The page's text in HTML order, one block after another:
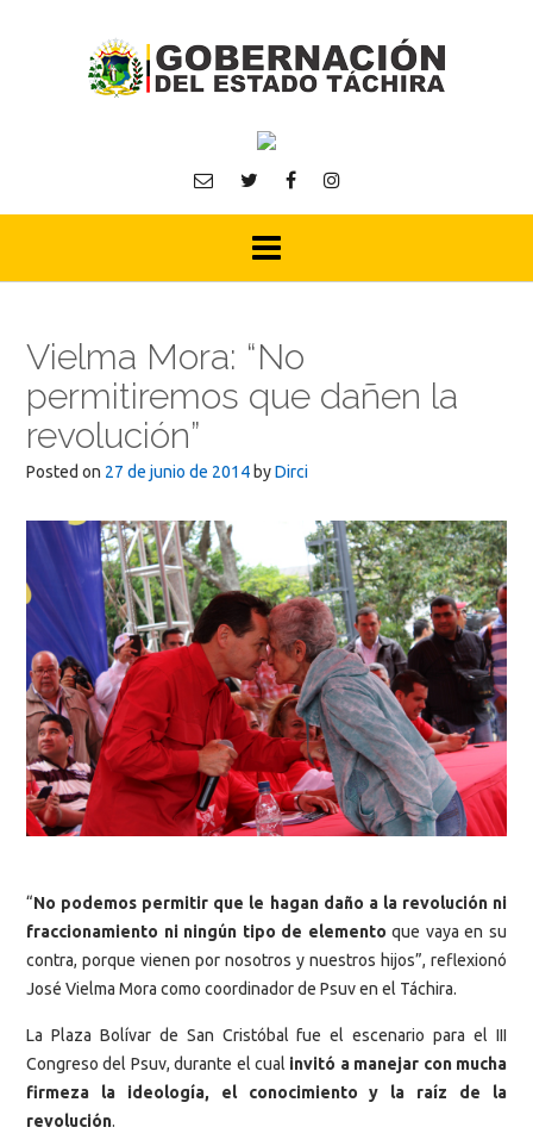
Vielma Mora: “No
permitiremos que dañen la
revolución”
Posted on 27 de junio de 2014 byDirci
“No podemos permitir que le hagan daño a la revolución ni
fraccionamiento ni ningún tipo de elemento que vaya en su
contra, porque vienen por nosotros y nuestros hijos”, reflexionó
José Vielma Mora como coordinador de Psuv en el Táchira.
La Plaza Bolívar de San Cristóbal fue el escenario para el III
Congreso del Psuv, durante el cual invitó a manejar con mucha
firmeza la ideología, el conocimiento y la raíz de la
revolución.